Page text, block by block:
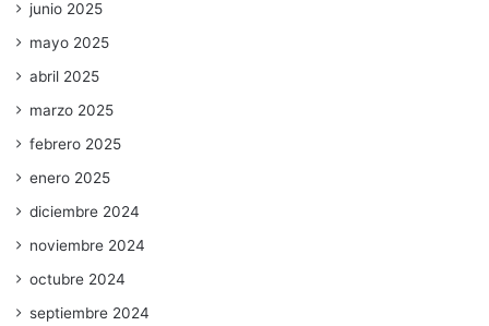
junio 2025
mayo 2025
abril 2025
marzo 2025
febrero 2025
enero 2025
diciembre 2024
noviembre 2024
octubre 2024
septiembre 2024